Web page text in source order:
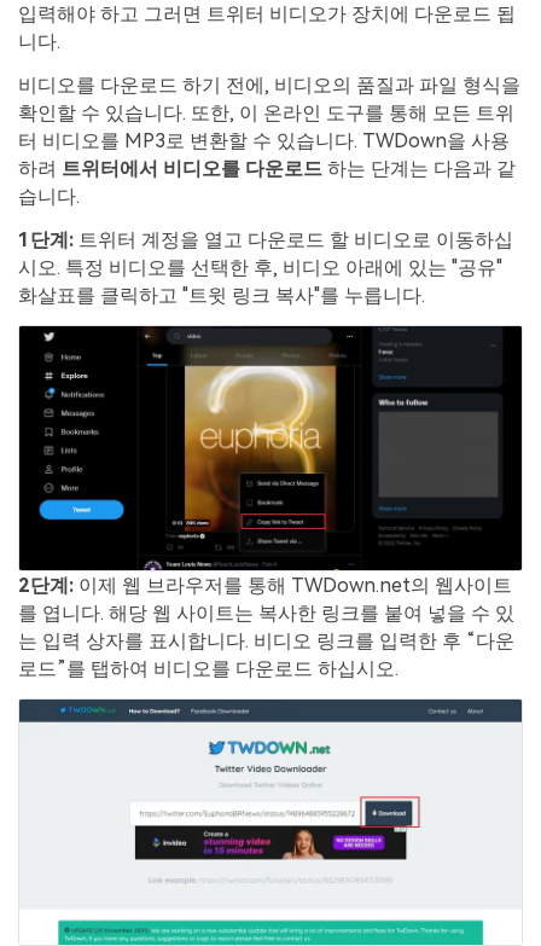
입력해야 하고 그러면 트위터 비디오가 장치에 다운로드 됩
니다.
비디오를 다운로드 하기 전에, 비디오의 품질과 파일 형식을
확인할 수 있습니다. 또한, 이 온라인 도구를 통해 모든 트위
터 비디오를 MP3로 변환할 수 있습니다. TWDown을 사용
하려 트위터에서 비디오를 다운로드 하는 단계는 다음과 같
습니다.
1단계: 트위터 계정을 열고 다운로드 할 비디오로 이동하십
시오. 특정 비디오를 선택한 후, 비디오 아래에 있는 "공유"
화살표를 클릭하고 "트윗 링크 복사"를 누릅니다.
2단계: 이제 웹 브라우저를 통해 TWDown.net의 웹사이트
를 엽니다. 해당 웹 사이트는 복사한 링크를 붙여 넣을 수 있
는 입력 상자를 표시합니다. 비디오 링크를 입력한 후 “다운
로드”를 탭하여 비디오를 다운로드 하십시오.